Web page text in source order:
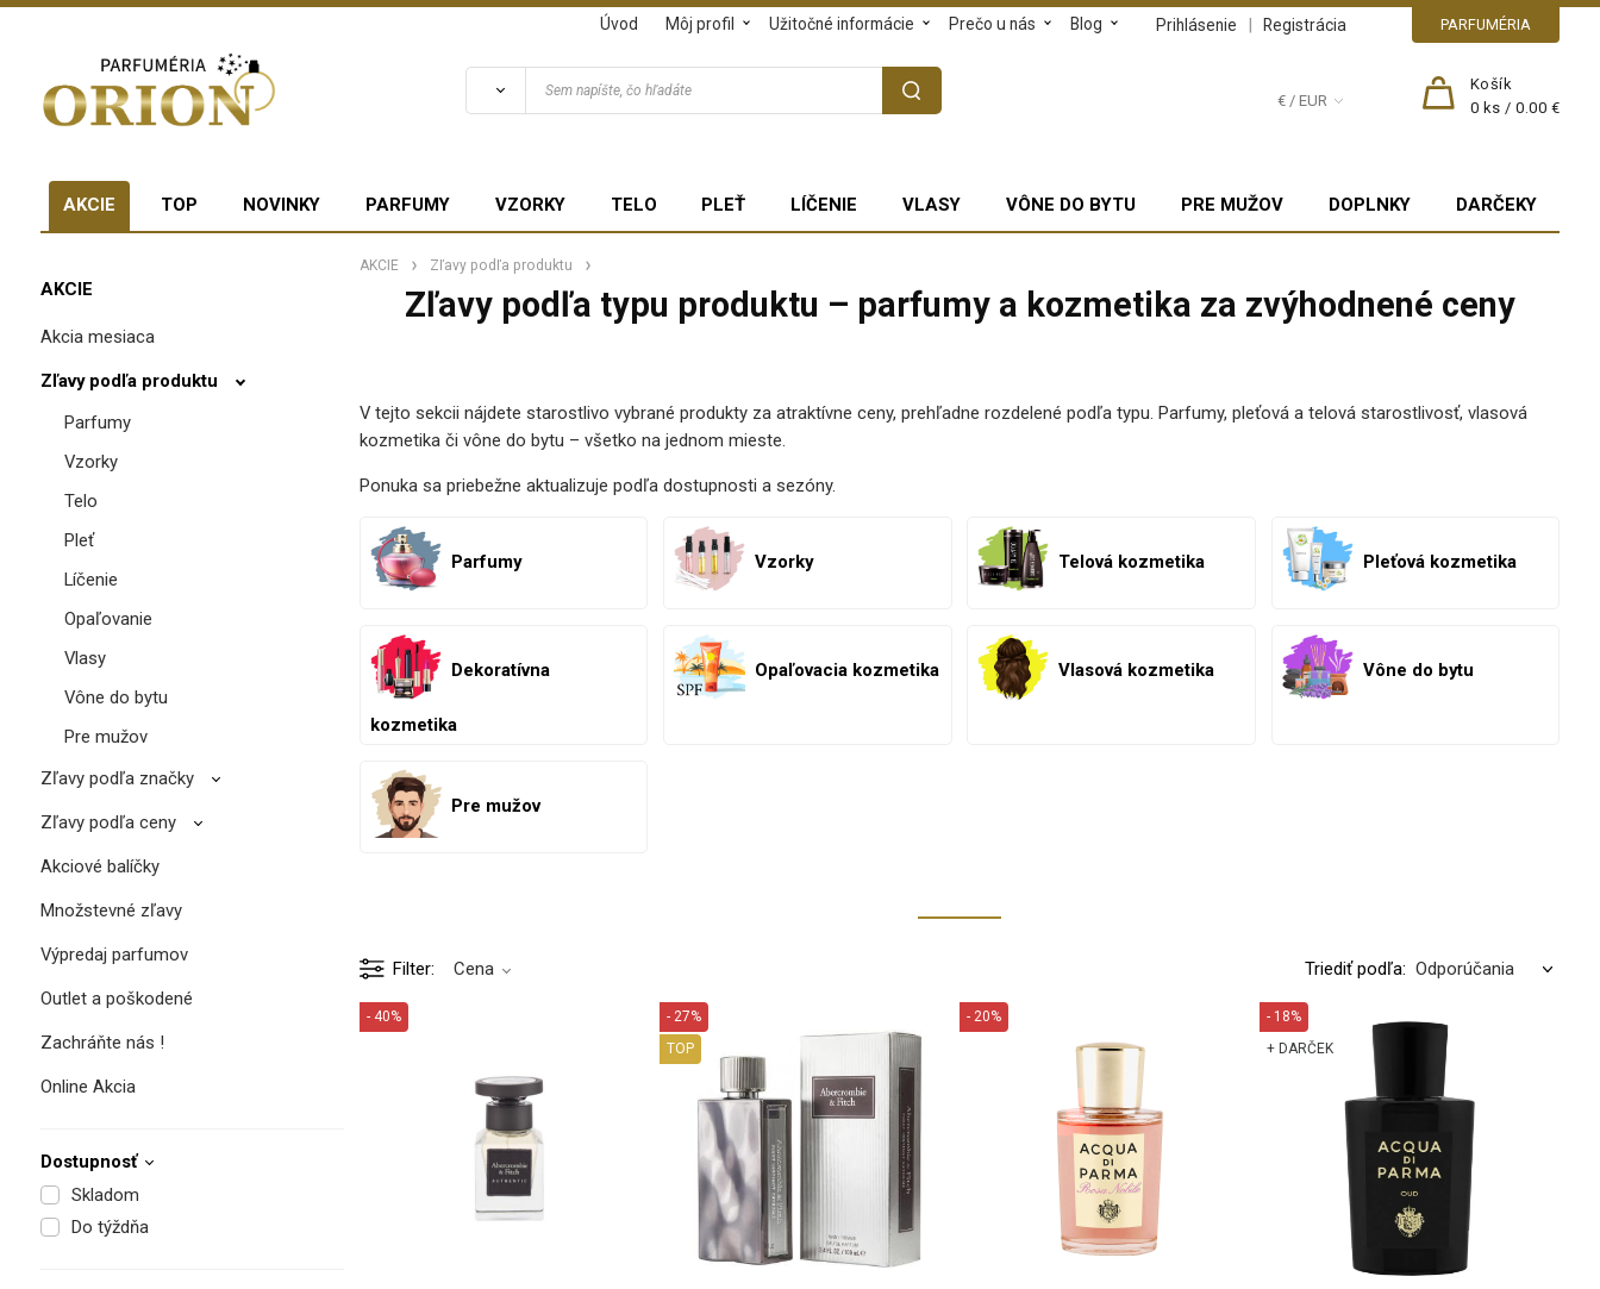
PARFUMÉRIA
Prihlásenie | Registrácia
Úvod Môj profil Užitočné informácie Prečo u nás Blog
€ / EUR
Košík
0 ks /0.00 €
AKCIE TOP NOVINKY PARFUMY VZORKY TELO PLEŤ LÍČENIE VLASY VÔNE DO BYTU PRE MUŽOV DOPLNKY DARČEKY
AKCIE
Akcia mesiaca
Zľavy podľa produktu
Parfumy
Vzorky
Telo
Pleť
Líčenie
Opaľovanie
Vlasy
Vône do bytu
Pre mužov
Zľavy podľa značky
Zľavy podľa ceny
Akciové balíčky
Množstevné zľavy
Výpredaj parfumov
Outlet a poškodené
Zachráňte nás !
Online Akcia
Dostupnosť
Skladom
Do týždňa
AKCIE Zľavy podľa produktu
Zľavy podľa typu produktu – parfumy a kozmetika za zvýhodnené ceny
V tejto sekcii nájdete starostlivo vybrané produkty za atraktívne ceny, prehľadne rozdelené podľa typu. Parfumy, pleťová a telová starostlivosť, vlasová
kozmetika či vône do bytu – všetko na jednom mieste.
Ponuka sa priebežne aktualizuje podľa dostupnosti a sezóny.
Parfumy Vzorky Telová kozmetika Pleťová kozmetika
Dekoratívna
kozmetika
Opaľovacia kozmetika Vlasová kozmetika Vône do bytu
Pre mužov
Filter Cena Triediť podľa:
- 40%
- 27%
TOP
- 20%
- 18%
+ DARČEK